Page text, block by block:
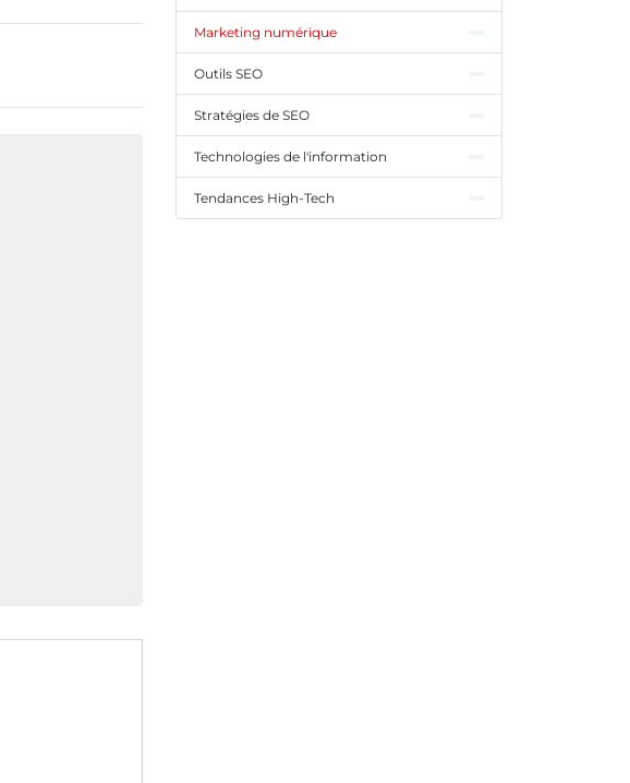
Marketing numérique
Outils SEO
Stratégies de SEO
Technologies de l'information
Tendances High-Tech